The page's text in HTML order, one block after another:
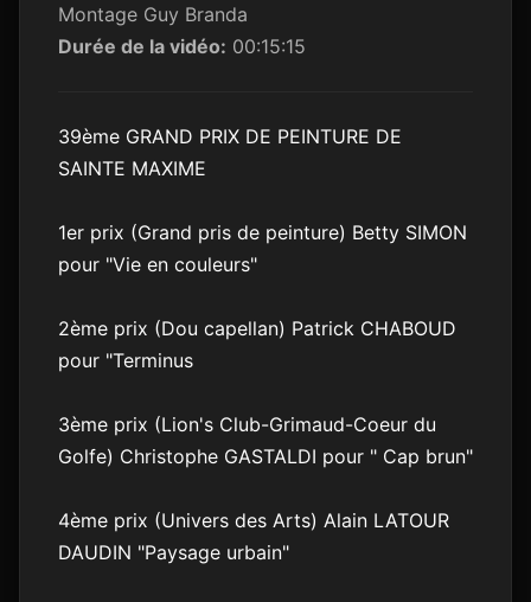
Montage Guy Branda
Durée de la vidéo: 00:15:15
39ème GRAND PRIX DE PEINTURE DE
SAINTE MAXIME
1er prix (Grand pris de peinture) Betty SIMON
pour "Vie en couleurs"
2ème prix (Dou capellan) Patrick CHABOUD
pour "Terminus
3ème prix (Lion's Club-Grimaud-Coeur du
Golfe) Christophe GASTALDI pour " Cap brun"
4ème prix (Univers des Arts) Alain LATOUR
DAUDIN "Paysage urbain"